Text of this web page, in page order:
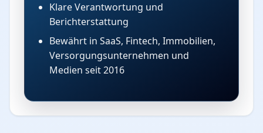
Klare Verantwortung und
Berichterstattung
Bewährt in SaaS, Fintech, Immobilien,
Versorgungsunternehmen und
Medien seit 2016